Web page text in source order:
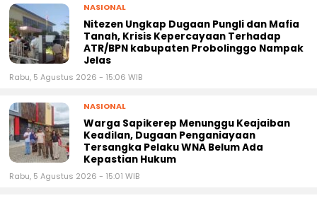
NASIONAL
Nitezen Ungkap Dugaan Pungli dan Mafia
Tanah, Krisis Kepercayaan Terhadap
ATR/BPN kabupaten Probolinggo Nampak
Jelas
Rabu, 5 Agustus 2026 - 15:06 WIB
NASIONAL
Warga Sapikerep Menunggu Keajaiban
Keadilan, Dugaan Penganiayaan
Tersangka Pelaku WNA Belum Ada
Kepastian Hukum
Rabu, 5 Agustus 2026 - 15:01 WIB